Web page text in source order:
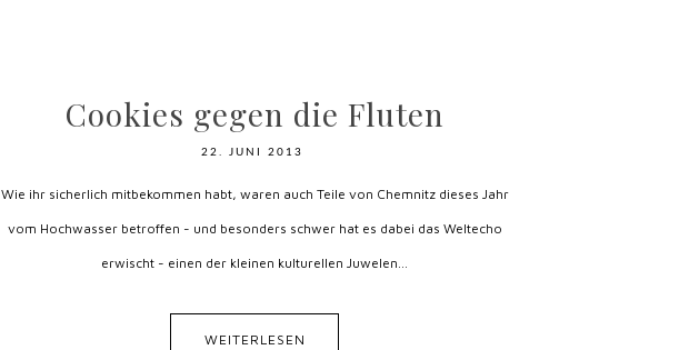
Cookies gegen die Fluten
22. JUNI 2013
Wie ihr sicherlich mitbekommen habt, waren auch Teile von Chemnitz dieses Jahr
vom Hochwasser betroffen - und besonders schwer hat es dabei das Weltecho
erwischt - einen der kleinen kulturellen Juwelen...
WEITERLESEN